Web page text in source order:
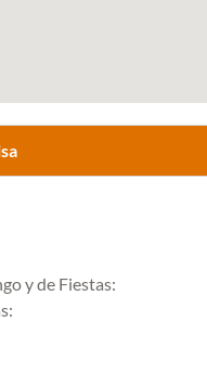
y de Fiestas: